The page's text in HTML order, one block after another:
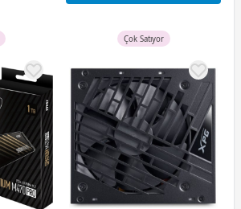
Çok Satıyor